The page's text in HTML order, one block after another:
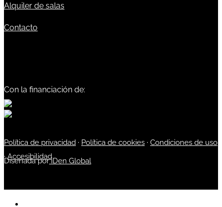
Alquiler de salas
Contacto
Con la financiación de:
Política de privacidad · Política de cookies · Condiciones de uso
·Accesibilidad
Diseñada poriDen Global